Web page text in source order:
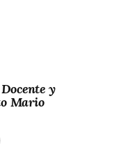
y
Mario